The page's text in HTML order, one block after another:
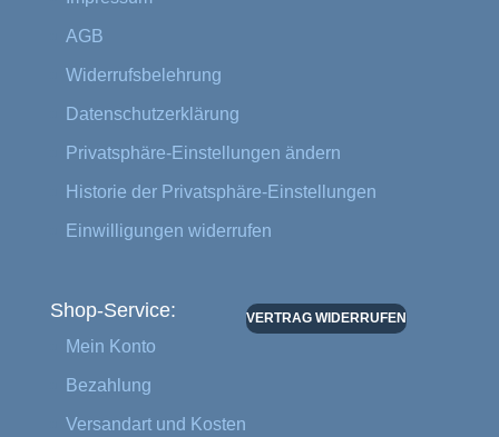
AGB
Widerrufsbelehrung
Datenschutzerklärung
Privatsphäre-Einstellungen ändern
Historie der Privatsphäre-Einstellungen
Einwilligungen widerrufen
Shop-Service:
Mein Konto
Bezahlung
Versandart und Kosten
VERTRAG WIDERRUFEN